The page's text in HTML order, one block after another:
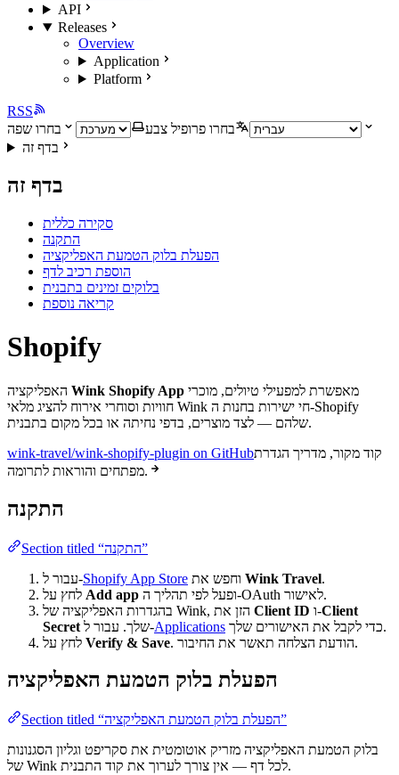
API
Releases
Overview
Application
Platform
RSS
בחרו פרופיל צבע
בחרו שפה
בדף זה
בדף זה
סקירה כללית
התקנה
הפעלת בלוק הטמעת האפליקציה
הוספת רכיב לדף
בלוקים זמינים בתבנית
קריאה נוספת
Shopify
Wink Shopify App
חוויות וסוחרי אירוח להציג מלאי Wink חי ישירות בחנות ה-Shopify
שלהם — לצד מוצרים, בדפי נחיתה או בכל מקום בתבנית.
wink-travel/wink-shopify-plugin on GitHubקוד מקור, מדריך הגדרת
מפתחים והוראות לתרומה.
התקנה
Section titled “התקנה”
עבור ל-Shopify App Store Wink Travel.
Add app
ופעל לפי תהליך ה-OAuth לאישור.
Client ID ו-Client
Secret
שלך. עבור ל-Applications
כדי לקבל את האישורים שלך.
Verify & Save . הודעת הצלחה תאשר את החיבור.
הפעלת בלוק הטמעת האפליקציה
Section titled “הפעלת בלוק הטמעת האפליקציה”
בלוק הטמעת האפליקציה מזריק אוטומטית את סקריפט וגליון הסגנונות
של Wink לכל דף — אין צורך לערוך את קוד התבנית.